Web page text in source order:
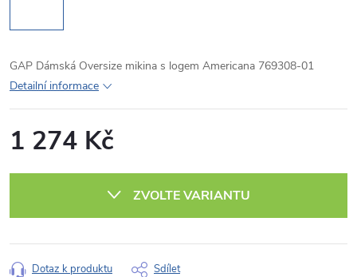
GAP Dámská Oversize mikina s logem Americana 769308-01
Detailní informace
1 274 Kč
ZVOLTE VARIANTU
Dotaz k produktu Sdílet